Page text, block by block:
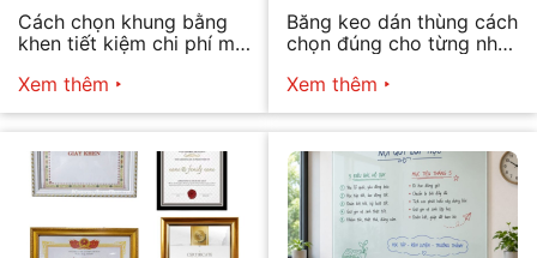
Cách chọn khung bằng
khen tiết kiệm chi phí mà
Xem thêm
Băng keo dán thùng cách
chọn đúng cho từng nhu
Xem thêm